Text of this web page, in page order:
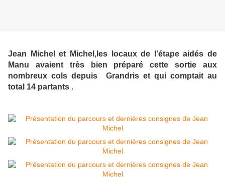
Jean Michel et Michel,les locaux de l'étape aidés de
Manu avaient très bien préparé cette sortie aux
nombreux cols depuis Grandris et qui comptait au
total 14 partants .